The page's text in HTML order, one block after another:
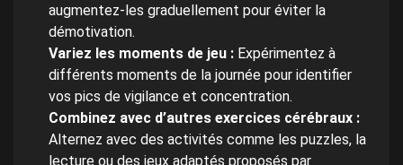
augmentez-les graduellement pour éviter la
démotivation.
Variez les moments de jeu : Expérimentez à
différents moments de la journée pour identifier
vos pics de vigilance et concentration.
Combinez avec d’autres exercices cérébraux :
Alternez avec des activités comme les puzzles, la
lecture ou des jeux adaptés proposés par